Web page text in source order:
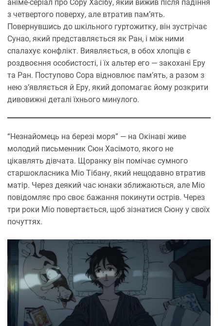
аніме-серіал про Сору Хасібу, який вижив після падіння
з четвертого поверху, але втратив пам’ять.
Повернувшись до шкільного гуртожитку, він зустрічає
Сунао, який представляється як Ран, і між ними
спалахує конфлікт. Виявляється, в обох хлопців є
роздвоєння особистості, і їх альтер его — закохані Еру
та Ран. Поступово Сора відновлює пам’ять, а разом з
нею з’являється й Еру, який допомагає йому розкрити
дивовижні деталі їхнього минулого.
“Незнайомець на березі моря” — на Окінаві живе
молодий письменник Сюн Хасімото, якого не
цікавлять дівчата. Щоранку він помічає сумного
старшокласника Міо Тібану, який нещодавно втратив
матір. Через деякий час юнаки зближаються, але Міо
повідомляє про своє бажання покинути острів. Через
три роки Міо повертається, щоб зізнатися Сюну у своїх
почуттях.